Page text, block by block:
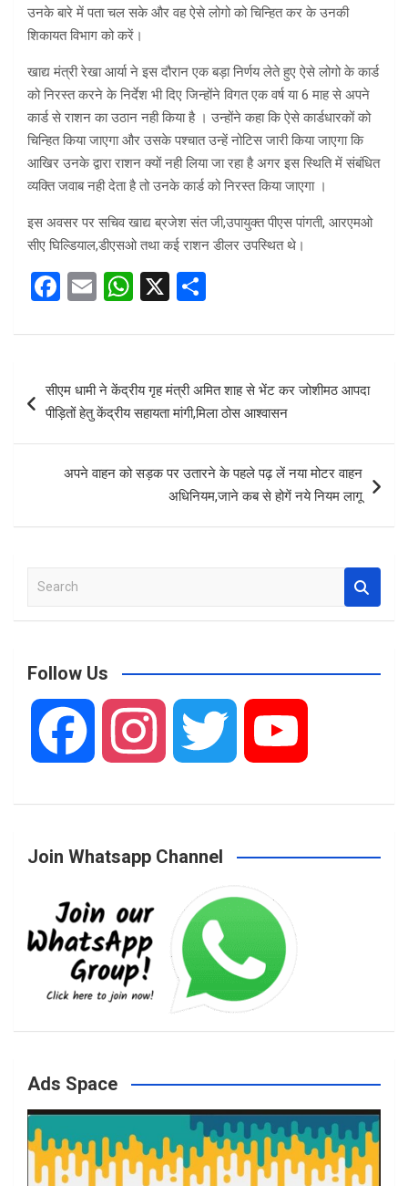
उनके बारे में पता चल सके और वह ऐसे लोगो को चिन्हित कर के उनकी
शिकायत विभाग को करें।
खाद्य मंत्री रेखा आर्या ने इस दौरान एक बड़ा निर्णय लेते हुए ऐसे लोगो के कार्ड
को निरस्त करने के निर्देश भी दिए जिन्होंने विगत एक वर्ष या 6 माह से अपने
कार्ड से राशन का उठान नही किया है । उन्होंने कहा कि ऐसे कार्डधारकों को
चिन्हित किया जाएगा और उसके पश्चात उन्हें नोटिस जारी किया जाएगा कि
आखिर उनके द्वारा राशन क्यों नही लिया जा रहा है अगर इस स्थिति में संबंधित
व्यक्ति जवाब नही देता है तो उनके कार्ड को निरस्त किया जाएगा ।
इस अवसर पर सचिव खाद्य ब्रजेश संत जी,उपायुक्त पीएस पांगती, आरएमओ
सीए घिल्डियाल,डीएसओ तथा कई राशन डीलर उपस्थित थे।
F
ce
o
o
k
E
ail
W
at
s
A
p
X
ar
e
navigation
सीएम धामी ने केंद्रीय गृह मंत्री अमित शाह से भेंट कर जोशीमठ आपदा
पीड़ितों हेतु केंद्रीय सहायता मांगी,मिला ठोस आश्वासन
अपने वाहन को सड़क पर उतारने के पहले पढ़ लें नया मोटर वाहन
अधिनियम,जाने कब से होगें नये नियम लागू
a
c
Follow Us
c
e
b
o
k
s
r
a
i
r
u
e
Join Whatsapp Channel
Ads Space